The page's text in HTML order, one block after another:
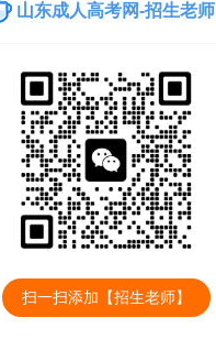
山东成人高考网-招生老师
扫一扫添加【招生老师】